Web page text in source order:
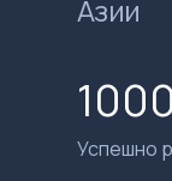
Азии
Успешно